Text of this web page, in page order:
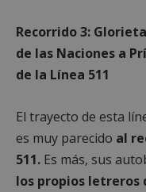
Recorrido 3:
de las Naciones a
de la Línea 511
El trayecto de esta
es muy parecido al
511. Es más, sus
los propios letreros
Cookies